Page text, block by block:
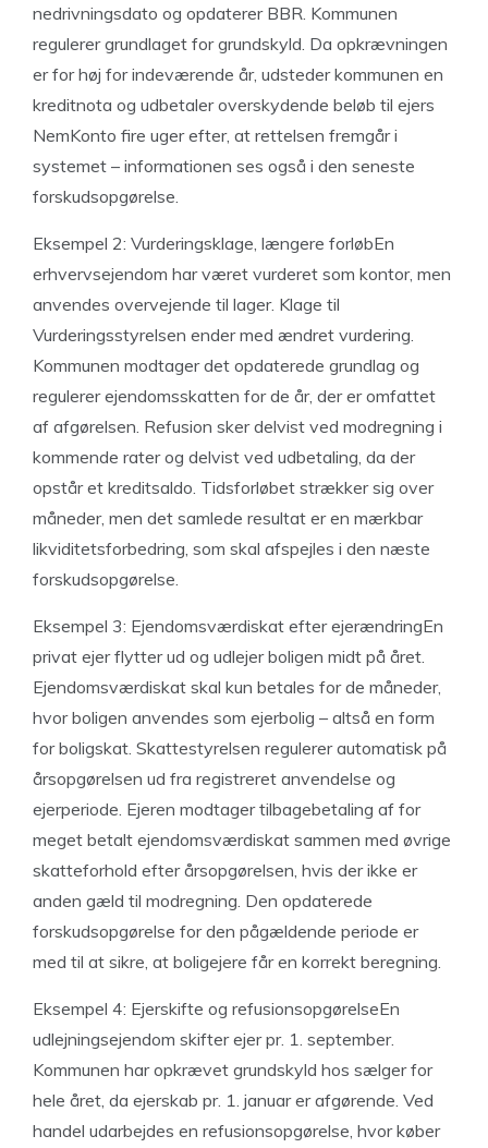
nedrivningsdato og opdaterer BBR. Kommunen
regulerer grundlaget for grundskyld. Da opkrævningen
er for høj for indeværende år, udsteder kommunen en
kreditnota og udbetaler overskydende beløb til ejers
NemKonto fire uger efter, at rettelsen fremgår i
systemet – informationen ses også i den seneste
forskudsopgørelse.
Eksempel 2: Vurderingsklage, længere forløbEn
erhvervsejendom har været vurderet som kontor, men
anvendes overvejende til lager. Klage til
Vurderingsstyrelsen ender med ændret vurdering.
Kommunen modtager det opdaterede grundlag og
regulerer ejendomsskatten for de år, der er omfattet
af afgørelsen. Refusion sker delvist ved modregning i
kommende rater og delvist ved udbetaling, da der
opstår et kreditsaldo. Tidsforløbet strækker sig over
måneder, men det samlede resultat er en mærkbar
likviditetsforbedring, som skal afspejles i den næste
forskudsopgørelse.
Eksempel 3: Ejendomsværdiskat efter ejerændringEn
privat ejer flytter ud og udlejer boligen midt på året.
Ejendomsværdiskat skal kun betales for de måneder,
hvor boligen anvendes som ejerbolig – altså en form
for boligskat. Skattestyrelsen regulerer automatisk på
årsopgørelsen ud fra registreret anvendelse og
ejerperiode. Ejeren modtager tilbagebetaling af for
meget betalt ejendomsværdiskat sammen med øvrige
skatteforhold efter årsopgørelsen, hvis der ikke er
anden gæld til modregning. Den opdaterede
forskudsopgørelse for den pågældende periode er
med til at sikre, at boligejere får en korrekt beregning.
Eksempel 4: Ejerskifte og refusionsopgørelseEn
udlejningsejendom skifter ejer pr. 1. september.
Kommunen har opkrævet grundskyld hos sælger for
hele året, da ejerskab pr. 1. januar er afgørende. Ved
handel udarbejdes en refusionsopgørelse, hvor køber